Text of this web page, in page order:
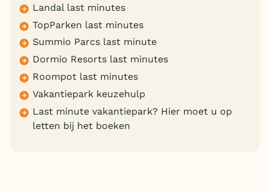
Landal last minutes
TopParken last minutes
Summio Parcs last minute
Dormio Resorts last minutes
Roompot last minutes
Vakantiepark keuzehulp
Last minute vakantiepark? Hier moet u op
letten bij het boeken